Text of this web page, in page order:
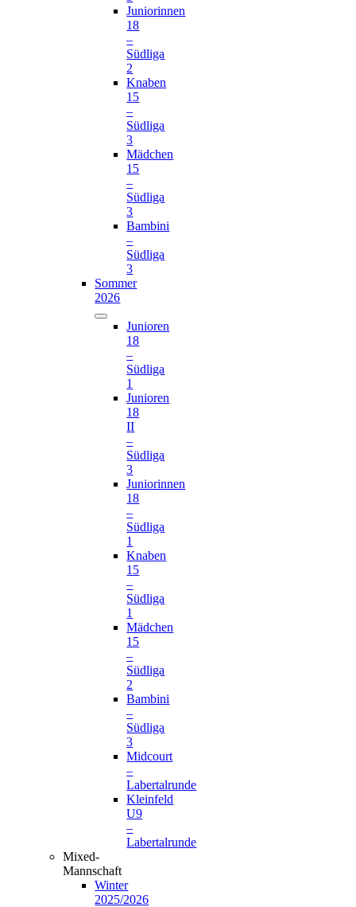
Juniorinnen
18
–
Südliga
2
Knaben
15
–
Südliga
3
Mädchen
15
–
Südliga
3
Bambini
–
Südliga
3
Sommer
2026
Junioren
18
–
Südliga
1
Junioren
18
II
–
Südliga
3
Juniorinnen
18
–
Südliga
1
Knaben
15
–
Südliga
1
Mädchen
15
–
Südliga
2
Bambini
–
Südliga
3
Midcourt
–
Labertalrunde
Kleinfeld
U9
–
Labertalrunde
Mixed-
Mannschaft
Winter
2025/2026